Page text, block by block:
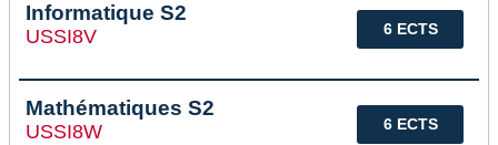
6 ECTS
Informatique S2
USSI8V
6 ECTS
Mathématiques S2
USSI8W